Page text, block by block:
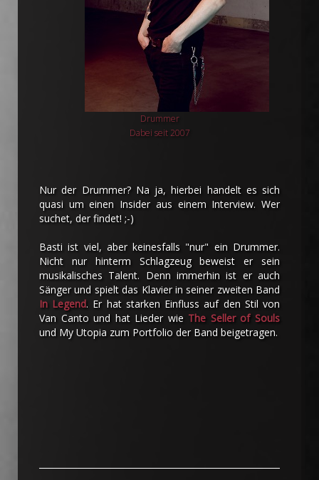
Drummer
Dabei seit 2007
Nur der Drummer? Na ja, hierbei handelt es sich
quasi um einen Insider aus einem Interview. Wer
suchet, der findet! ;-)
Basti ist viel, aber keinesfalls "nur" ein Drummer.
Nicht nur hinterm Schlagzeug beweist er sein
musikalisches Talent. Denn immerhin ist er auch
Sänger und spielt das Klavier in seiner zweiten Band
In Legend. Er hat starken Einfluss auf den Stil von
Van Canto und hat Lieder wie The Seller of Souls
und My Utopia zum Portfolio der Band beigetragen.